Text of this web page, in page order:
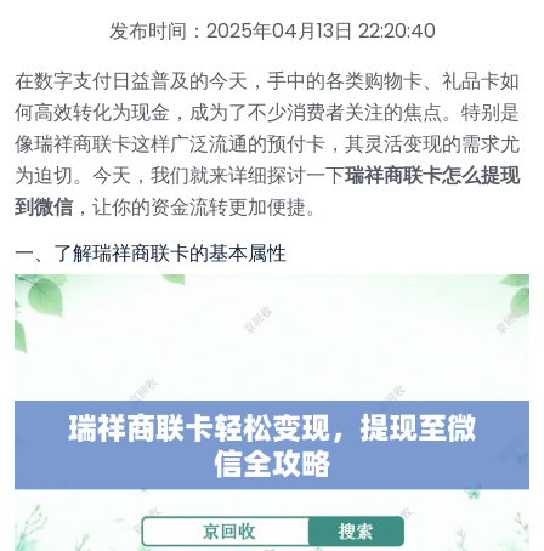
发布时间：2025年04月13日 22:20:40
在数字支付日益普及的今天，手中的各类购物卡、礼品卡如
何高效转化为现金，成为了不少消费者关注的焦点。特别是
像瑞祥商联卡这样广泛流通的预付卡，其灵活变现的需求尤
为迫切。今天，我们就来详细探讨一下瑞祥商联卡怎么提现
到微信 ，让你的资金流转更加便捷。
一、了解瑞祥商联卡的基本属性